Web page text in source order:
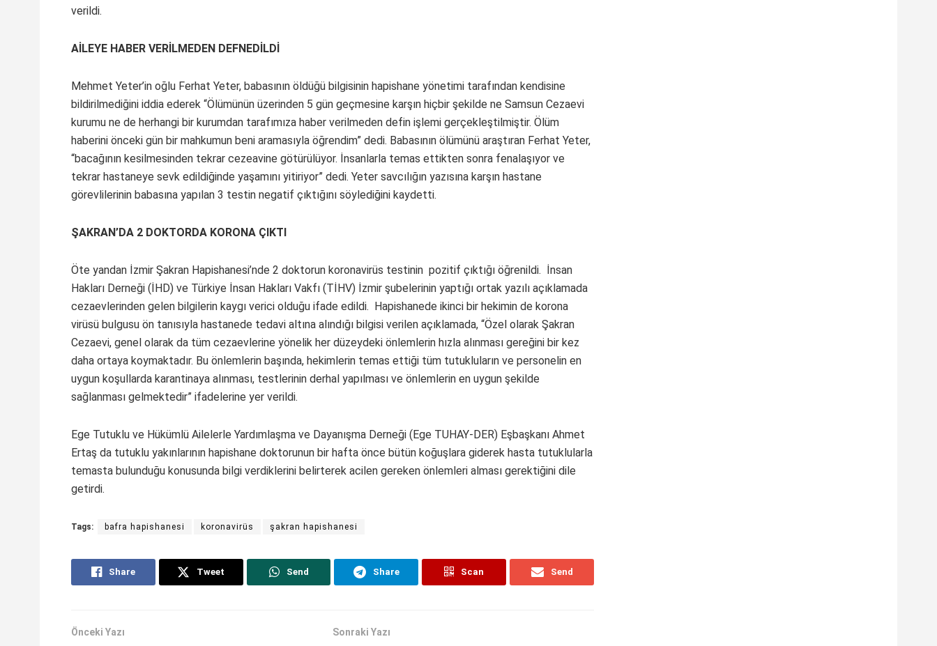
verildi.
AİLEYE HABER VERİLMEDEN DEFNEDİLDİ
Mehmet Yeter’in oğlu Ferhat Yeter, babasının öldüğü bilgisinin hapishane yönetimi tarafından kendisine
bildirilmediğini iddia ederek “Ölümünün üzerinden 5 gün geçmesine karşın hiçbir şekilde ne Samsun Cezaevi
kurumu ne de herhangi bir kurumdan tarafımıza haber verilmeden defin işlemi gerçekleştilmiştir. Ölüm
haberini önceki gün bir mahkumun beni aramasıyla öğrendim” dedi. Babasının ölümünü araştıran Ferhat Yeter,
“bacağının kesilmesinden tekrar cezeavine götürülüyor. İnsanlarla temas ettikten sonra fenalaşıyor ve
tekrar hastaneye sevk edildiğinde yaşamını yitiriyor” dedi. Yeter savcılığın yazısına karşın hastane
görevlilerinin babasına yapılan 3 testin negatif çıktığını söylediğini kaydetti.
ŞAKRAN’DA 2 DOKTORDA KORONA ÇIKTI
Öte yandan İzmir Şakran Hapishanesi’nde 2 doktorun koronavirüs testinin pozitif çıktığı öğrenildi. İnsan
Hakları Derneği (İHD) ve Türkiye İnsan Hakları Vakfı (TİHV) İzmir şubelerinin yaptığı ortak yazılı açıklamada
cezaevlerinden gelen bilgilerin kaygı verici olduğu ifade edildi. Hapishanede ikinci bir hekimin de korona
virüsü bulgusu ön tanısıyla hastanede tedavi altına alındığı bilgisi verilen açıklamada, “Özel olarak Şakran
Cezaevi, genel olarak da tüm cezaevlerine yönelik her düzeydeki önlemlerin hızla alınması gereğini bir kez
daha ortaya koymaktadır. Bu önlemlerin başında, hekimlerin temas ettiği tüm tutukluların ve personelin en
uygun koşullarda karantinaya alınması, testlerinin derhal yapılması ve önlemlerin en uygun şekilde
sağlanması gelmektedir” ifadelerine yer verildi.
Ege Tutuklu ve Hükümlü Ailelerle Yardımlaşma ve Dayanışma Derneği (Ege TUHAY-DER) Eşbaşkanı Ahmet
Ertaş da tutuklu yakınlarının hapishane doktorunun bir hafta önce bütün koğuşlara giderek hasta tutuklularla
temasta bulunduğu konusunda bilgi verdiklerini belirterek acilen gereken önlemleri alması gerektiğini dile
getirdi.
Tags: bafra hapishanesi koronavirüs şakran hapishanesi
Share Tweet Send Share Scan Send
Önceki Yazı Sonraki Yazı